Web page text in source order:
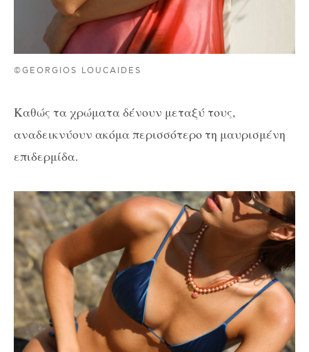
©GEORGIOS LOUCAIDES
Καθώς τα χρώματα δένουν μεταξύ τους,
αναδεικνύουν ακόμα περισσότερο τη μαυρισμένη
επιδερμίδα.